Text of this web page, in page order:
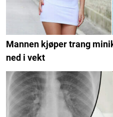
Mannen kjøper trang
ned i vekt